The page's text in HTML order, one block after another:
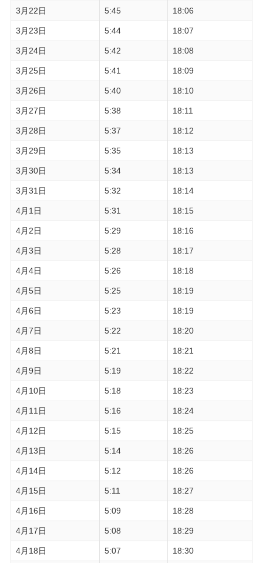
3月22日 5:45 18:06
3月23日 5:44 18:07
3月24日 5:42 18:08
3月25日 5:41 18:09
3月26日 5:40 18:10
3月27日 5:38 18:11
3月28日 5:37 18:12
3月29日 5:35 18:13
3月30日 5:34 18:13
3月31日 5:32 18:14
4月1日 5:31 18:15
4月2日 5:29 18:16
4月3日 5:28 18:17
4月4日 5:26 18:18
4月5日 5:25 18:19
4月6日 5:23 18:19
4月7日 5:22 18:20
4月8日 5:21 18:21
4月9日 5:19 18:22
4月10日 5:18 18:23
4月11日 5:16 18:24
4月12日 5:15 18:25
4月13日 5:14 18:26
4月14日 5:12 18:26
4月15日 5:11 18:27
4月16日 5:09 18:28
4月17日 5:08 18:29
4月18日 5:07 18:30